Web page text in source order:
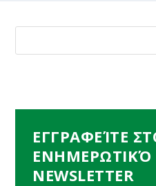
ΕΓΓΡΑΦΕΊΤΕ
NEWSLETTER